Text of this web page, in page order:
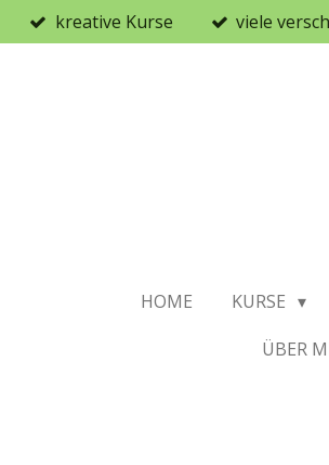
kreative Kurse viele
HOME KURSE
ÜBER